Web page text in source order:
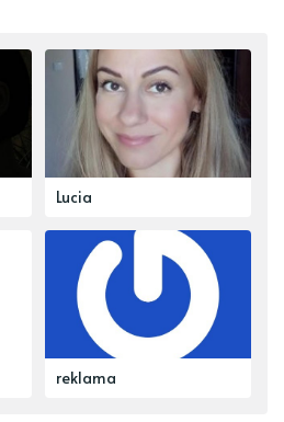
Lucia
reklama